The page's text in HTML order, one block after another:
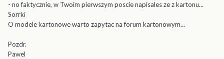
- no faktycznie, w Twoim pierwszym poscie napisales ze z kartonu...
Sorrki
O modele kartonowe warto zapytac na forum kartonowym...
Pozdr.
Pawel